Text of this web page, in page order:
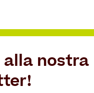
nostra